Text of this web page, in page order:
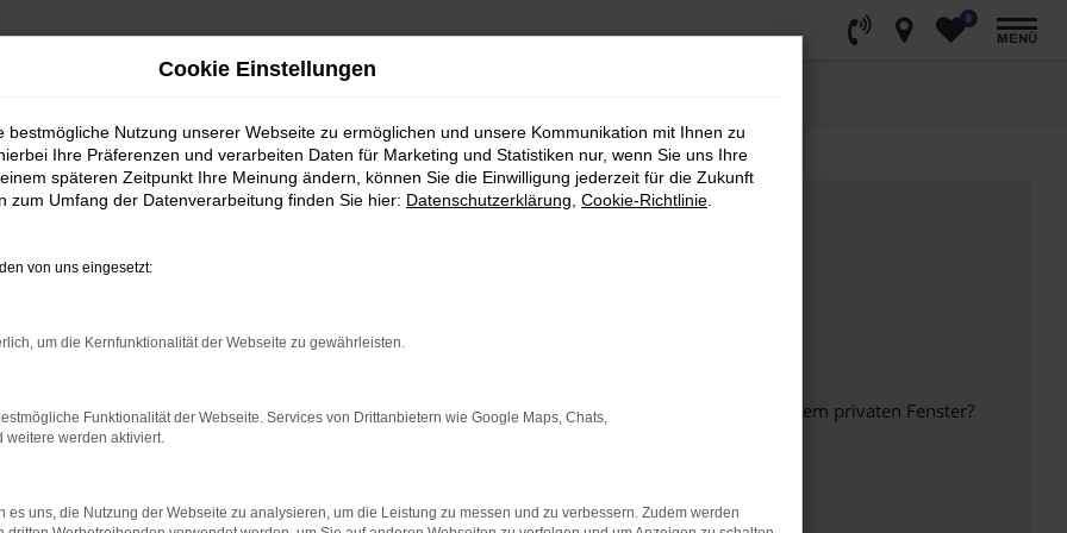
0
MENÜ
bestimmter Seiten verhindern. Funktioniert die Seite in einem anderen Browser oder in einem privaten Fenster?
beheben.
auf dem neuesten Stand sind.
Cookie Einstellungen
bestmögliche Nutzung unserer Webseite zu ermöglichen und unsere Kommunikation mit Ihnen zu
Ihre Präferenzen und verarbeiten Daten für Marketing und Statistiken nur, wenn Sie uns Ihre
späteren Zeitpunkt Ihre Meinung ändern, können Sie die Einwilligung jederzeit für die Zukunft
zum Umfang der Datenverarbeitung finden Sie hier: Datenschutzerklärung Cookie-Richtlinie
von uns eingesetzt:
um die Kernfunktionalität der Webseite zu gewährleisten.
Funktionalität der Webseite. Services von Drittanbietern wie Google Maps, Chats,
weitere werden aktiviert.
es uns, die Nutzung der Webseite zu analysieren, um die Leistung zu messen und zu verbessern. Zudem werden